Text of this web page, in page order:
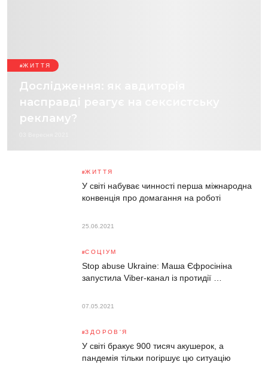
ЖИТТЯ
Дослідження: як авдиторія
насправді реагує на сексистську
рекламу?
ЖИТТЯ
У світі набуває чинності перша міжнародна
конвенція про домагання на роботі
25.06.2021
СОЦІУМ
Stop abuse Ukraine: Маша Єфросініна
запустила Viber-канал із протидії …
07.05.2021
ЗДОРОВ'Я
У світі бракує 900 тисяч акушерок, а
пандемія тільки погіршує цю ситуацію